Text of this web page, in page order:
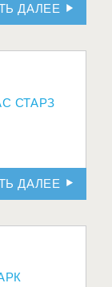
ДАЛЕЕ
СТАРЗ
ДАЛЕЕ